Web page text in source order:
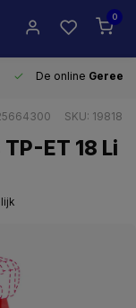
0
De online
SKU: 19818
ET 18 Li